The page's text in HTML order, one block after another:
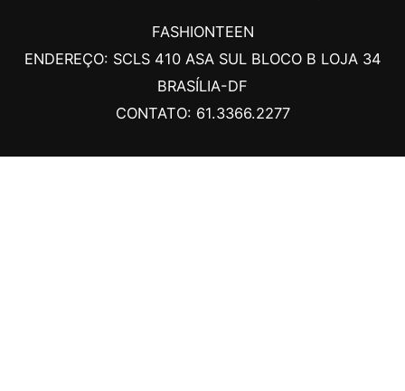
FASHIONTEEN
ENDEREÇO: SCLS 410 ASA SUL BLOCO B LOJA 34
BRASÍLIA-DF
CONTATO: 61.3366.2277